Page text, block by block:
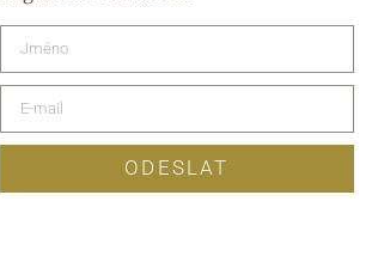
ODESLAT